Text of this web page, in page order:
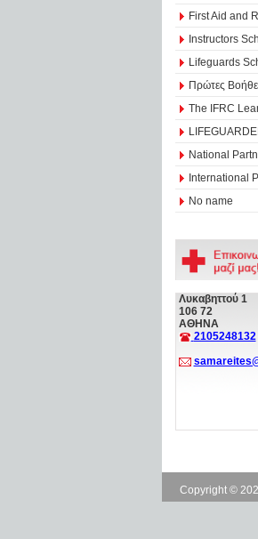
First Aid and
Instructors
Lifeguards
Πρώτες
The IFRC
National
International
No name
Λυκαβηττού 1
106 72
ΑΘΗΝΑ
2105248132
Copyright ©